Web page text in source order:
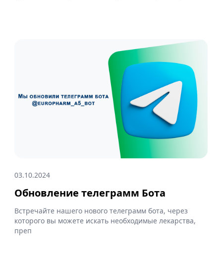
03.10.2024
Обновление телеграмм Бота
Встречайте нашего нового телеграмм бота, через
которого вы можете искать необходимые лекарства,
преп